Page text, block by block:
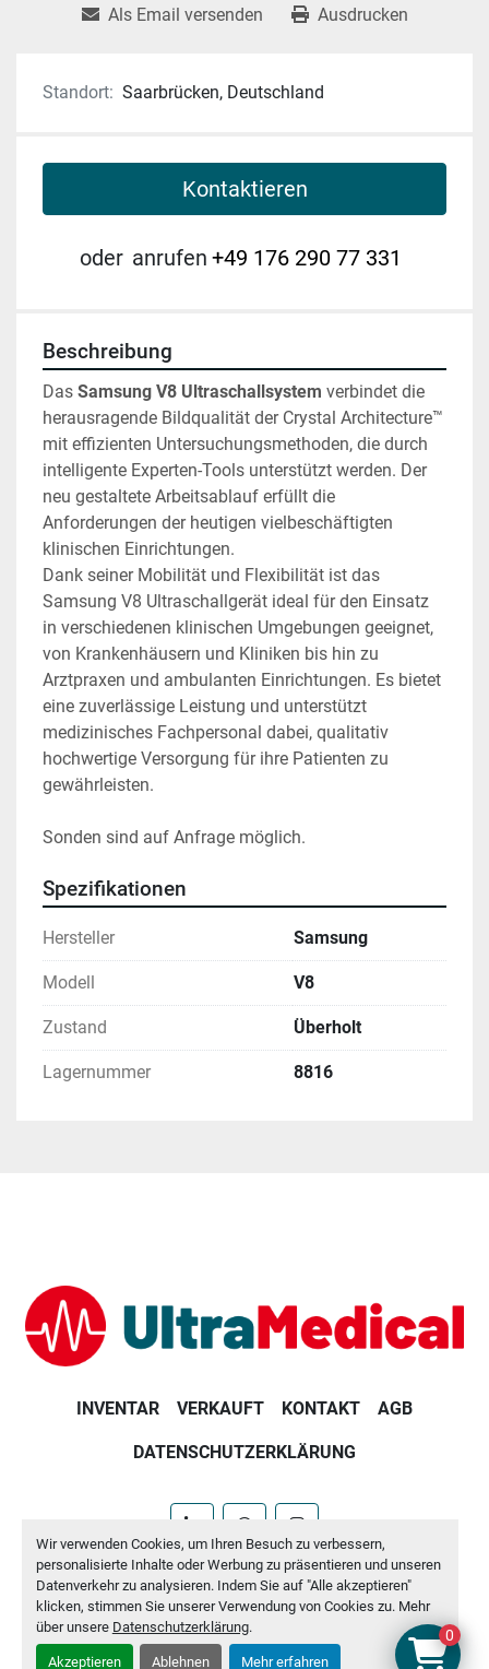
Wir verwenden Cookies, um Ihren Besuch zu verbessern,
personalisierte Inhalte oder Werbung zu präsentieren und unseren
Datenverkehr zu analysieren. Indem Sie auf "Alle akzeptieren"
klicken, stimmen Sie unserer Verwendung von Cookies zu. Mehr
über unsere Datenschutzerklärung.
Akzeptieren Ablehnen Mehr erfahren
Als Email versenden Ausdrucken
Standort: Saarbrücken, Deutschland
Kontaktieren
oder anrufen +49 176 290 77 331
Beschreibung
Das Samsung V8 Ultraschallsystem verbindet die
herausragende Bildqualität der Crystal Architecture™
mit effizienten Untersuchungsmethoden, die durch
intelligente Experten-Tools unterstützt werden. Der
neu gestaltete Arbeitsablauf erfüllt die
Anforderungen der heutigen vielbeschäftigten
klinischen Einrichtungen.
Dank seiner Mobilität und Flexibilität ist das
Samsung V8 Ultraschallgerät ideal für den Einsatz
in verschiedenen klinischen Umgebungen geeignet,
von Krankenhäusern und Kliniken bis hin zu
Arztpraxen und ambulanten Einrichtungen. Es bietet
eine zuverlässige Leistung und unterstützt
medizinisches Fachpersonal dabei, qualitativ
hochwertige Versorgung für ihre Patienten zu
gewährleisten.
Sonden sind auf Anfrage möglich.
Spezifikationen
Hersteller Samsung
Modell V8
Zustand Überholt
Lagernummer 8816
INVENTAR VERKAUFT KONTAKT AGB
DATENSCHUTZERKLÄRUNG
linkedinwhatsappinstagram
Machinio System-Website vonMachinio
Cookie-Einstellungen
0